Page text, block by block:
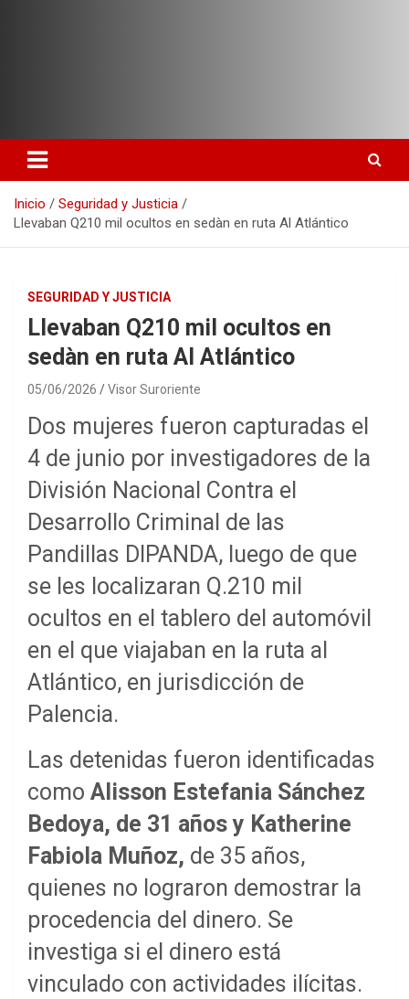
Inicio
Seguridad y Justicia
Llevaban Q210 mil ocultos en sedàn en ruta Al Atlántico
SEGURIDAD Y JUSTICIA
Llevaban Q210 mil ocultos en
sedàn en ruta Al Atlántico
05/06/2026 Visor Suroriente
Dos mujeres fueron capturadas el
4 de junio por investigadores de la
División Nacional Contra el
Desarrollo Criminal de las
Pandillas DIPANDA, luego de que
se les localizaran Q.210 mil
ocultos en el tablero del automóvil
en el que viajaban en la ruta al
Atlántico, en jurisdicción de
Palencia.
Las detenidas fueron identificadas
como Alisson Estefania Sánchez
Bedoya, de 31 años y Katherine
Fabiola Muñoz, de 35 años,
quienes no lograron demostrar la
procedencia del dinero. Se
investiga si el dinero está
vinculado con actividades ilícitas.